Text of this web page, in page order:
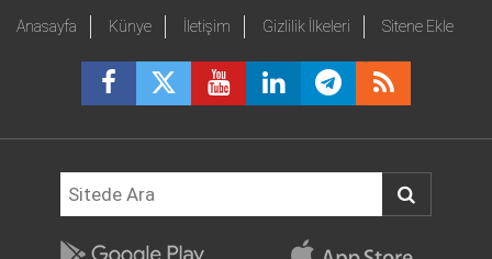
Anasayfa Künye İletişim Gizlilik İlkeleri Sitene Ekle